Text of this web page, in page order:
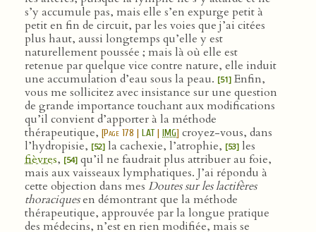
s’y accumule pas, mais elle s’en expurge petit à
petit en fin de circuit, par les voies que j’ai citées
plus haut, aussi longtemps qu’elle y est
naturellement poussée ; mais là où elle est
retenue par quelque vice contre nature, elle induit
une accumulation d’eau sous la peau. [51] Enfin,
vous me sollicitez avec insistance sur une question
de grande importance touchant aux modifications
qu’il convient d’apporter à la méthode
thérapeutique, [Page 178 | LAT| IMG] croyez-vous, dans
l’hydropisie, [52] la cachexie, l’atrophie, [53] les
fièvres, [54] qu’il ne faudrait plus attribuer au foie,
mais aux vaisseaux lymphatiques. J’ai répondu à
cette objection dans mes Doutes sur les lactifères
thoraciquesen démontrant que la méthode
thérapeutique, approuvée par la longue pratique
des médecins, n’est en rien modifiée, mais se